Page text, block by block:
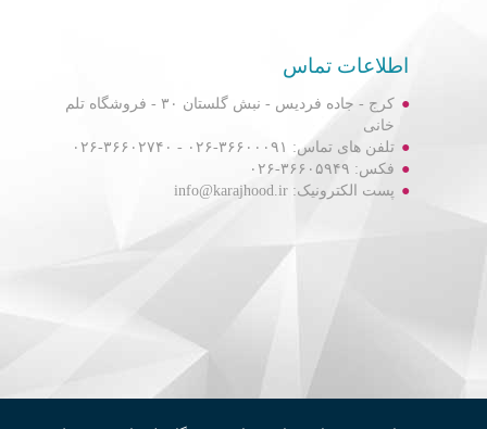
اطلاعات تماس
کرج - جاده فردیس - نبش گلستان ۳۰ - فروشگاه تلم
خانی
تلفن های تماس: ۳۶۶۰۰۰۹۱-۰۲۶ - ۳۶۶۰۲۷۴۰-۰۲۶
فکس: ۳۶۶۰۵۹۴۹-۰۲۶
پست الکترونیک: info@karajhood.ir